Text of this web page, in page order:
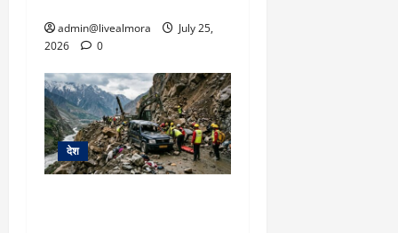
admin@livealmora
July 25,
2026
0
देश